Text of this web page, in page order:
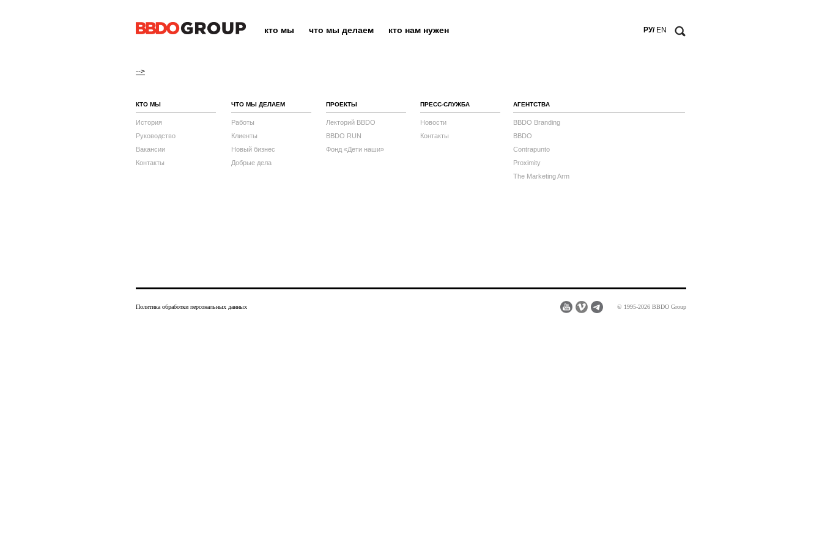
кто мы что мы делаем кто нам нужен РУ/ EN
-->
КТО МЫ
История
Руководство
Вакансии
Контакты
ЧТО МЫ ДЕЛАЕМ
Работы
Клиенты
Новый бизнес
Добрые дела
ПРОЕКТЫ
Лекторий BBDO
BBDO RUN
Фонд «Дети наши»
ПРЕСС-СЛУЖБА
Новости
Контакты
АГЕНТСТВА
BBDO Branding
BBDO
Contrapunto
Proximity
The Marketing Arm
© 1995-2026 BBDO Group
Политика обработки персональных данных